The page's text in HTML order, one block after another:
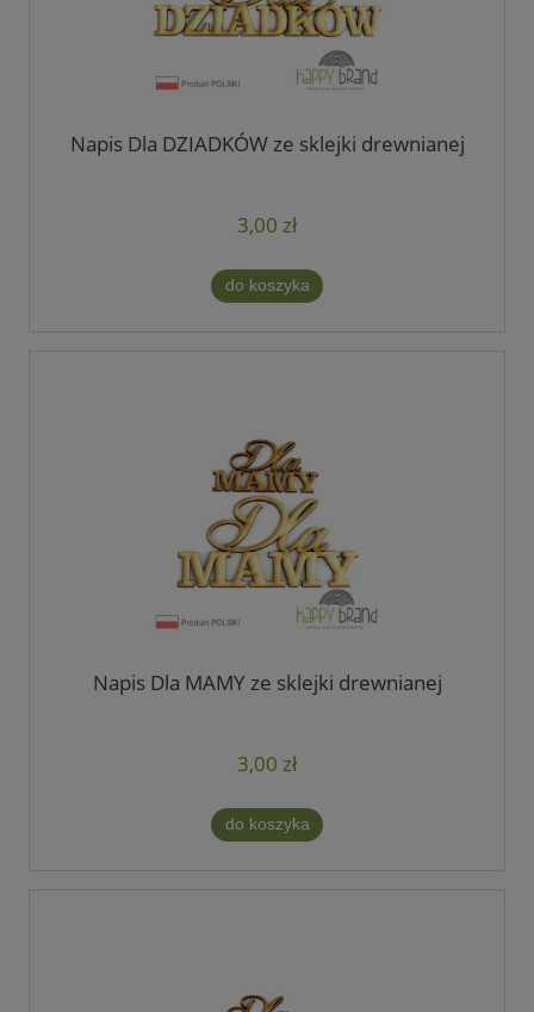
Napis Dla DZIADKÓW ze sklejki drewnianej
3,00 zł
do koszyka
Napis Dla MAMY ze sklejki drewnianej
3,00 zł
do koszyka